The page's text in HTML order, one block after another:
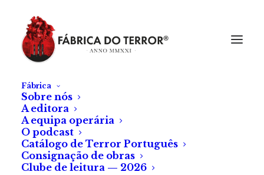
Fábrica
Sobre nós
A editora
A equipa operária
O podcast
Catálogo de Terror Português
Consignação de obras
Clube de leitura — 2026